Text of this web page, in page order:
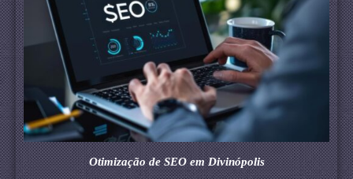
Otimização de SEO em Divinópolis